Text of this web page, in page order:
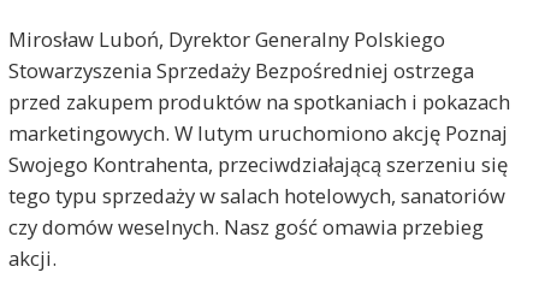
Mirosław Luboń, Dyrektor Generalny Polskiego
Stowarzyszenia Sprzedaży Bezpośredniej ostrzega
przed zakupem produktów na spotkaniach i pokazach
marketingowych. W lutym uruchomiono akcję Poznaj
Swojego Kontrahenta, przeciwdziałającą szerzeniu się
tego typu sprzedaży w salach hotelowych, sanatoriów
czy domów weselnych. Nasz gość omawia przebieg
akcji.